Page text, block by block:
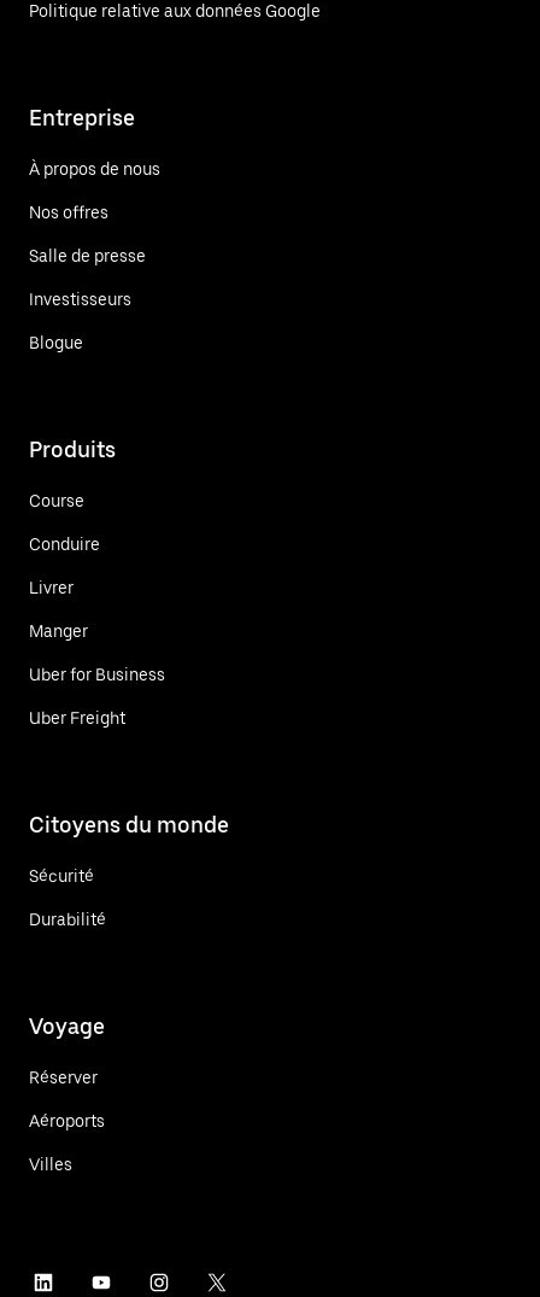
Politique relative aux données Google
Entreprise
À propos de nous
Nos offres
Salle de presse
Investisseurs
Blogue
Produits
Course
Conduire
Livrer
Manger
Uber for Business
Uber Freight
Citoyens du monde
Sécurité
Durabilité
Voyage
Réserver
Aéroports
Villes